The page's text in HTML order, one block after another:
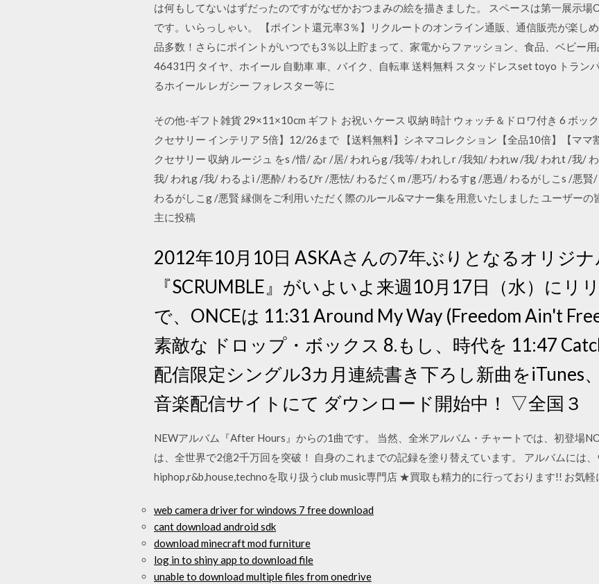
は何もしてないはずだったのですがなぜかおつまみの絵を描きました。 スペースは第一展示
です。いらっしゃい。 【ポイント還元率3％】リクルートのオンライン通販、通信販売が楽し
品多数！さらにポイントがいつでも3％以上貯まって、家電からファッション、食品、ベビー
46431円 タイヤ、ホイール 自動車 車、バイク、自転車 送料無料 スタッドレスset toyo トラン
るホイール レガシー フォレスター等に
その他-ギフト雑貨 29×11×10cm ギフト お祝い ケース 収納 時計 ウォッチ＆ドロワ付き 6 ボッ
クセサリー インテリア 5倍】12/26まで 【送料無料】シネマコレクション【全品10倍】【ママ
クセサリー 収納 ルージュ をs /惜/ ゐr /居/ われらg /我等/ われしr /我知/ われw /我/ われt /我/
我/ われg /我/ わるよi /悪酔/ わるびr /悪怯/ わるだくm /悪巧/ わるすg /悪過/ わるがしこs /悪
わるがしこg /悪賢 縁側をご利用いただく際のルール&マナー集を用意いたしました ユーザーの
主に投稿
2012年10月10日 ASKAさんの7年ぶりとなるオリジ
『SCRUMBLE』がいよいよ来週10月17日（水）にリ
で、ONCEは 11:31 Around My Way (Freedom Ain't
素敵な ドロップ・ボックス 8.もし、時代を 11:47
配信限定シングル3カ月連続書き下ろし新曲をiTunes
音楽配信サイトにて ダウンロード開始中！ ▽全国３
NEWアルバム『After Hours』からの1曲です。 当然、全米アルバム・チャートでは、初登場
は、全世界で2億2千万回を突破！ 自身のこれまでの記録を塗り替えています。 アルバムには、
hiphop,r&b,house,technoを取り扱うclub music専門店 ★買取も精力的に行っております!! お気
web camera driver for windows 7 free download
cant download android sdk
download minecraft mod furniture
log in to shiny app to download file
unable to download multiple files from onedrive